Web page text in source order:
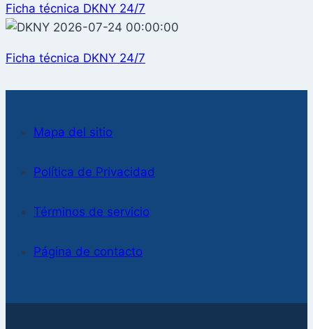
Ficha técnica DKNY 24/7
Ficha técnica DKNY 24/7
Mapa del sitio
Política de Privacidad
Términos de servicio
Página de contacto